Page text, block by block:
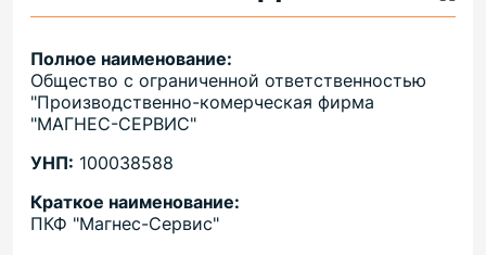
Полное наименование:
Общество с ограниченной ответственностью
"Производственно-комерческая фирма
"МАГНЕС-СЕРВИС"
УНП: 100038588
Краткое наименование:
ПКФ "Магнес-Сервис"